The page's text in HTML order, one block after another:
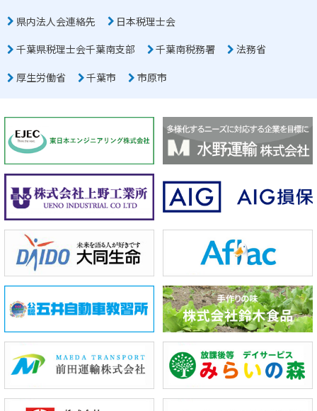
県内法人会連絡先
日本税理士会
千葉県税理士会千葉南支部
千葉南税務署
法務省
厚生労働省
千葉市 市原市